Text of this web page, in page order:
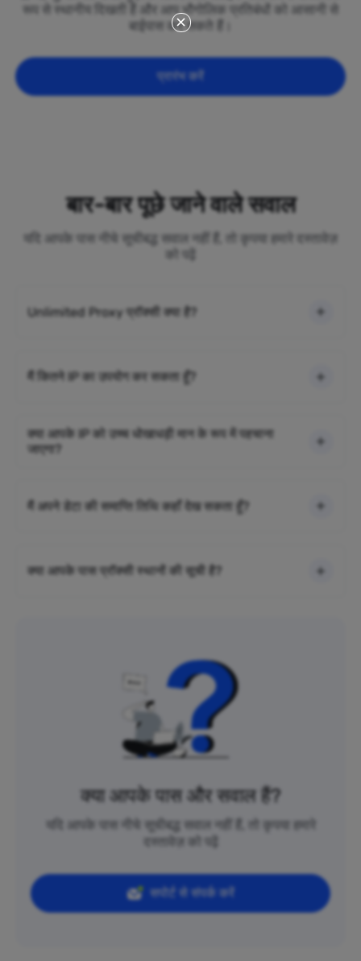
रूप से स्थानीय दिखती हैं और आप भौगोलिक प्रतिबंधों को आसानी से
बाईपास कर सकते हैं।
प्रारंभ करें
बार-बार पूछे जाने वाले सवाल
यदि आपके पास नीचे सूचीबद्ध सवाल नहीं हैं, तो कृपया हमारे दस्तावेज़
को पढ़ें
Unlimited Proxy प्रॉक्सी क्या है?
मैं कितने IP का उपयोग कर सकता हूँ?
क्या आपके IP को उच्च धोखाधड़ी मान के रूप में पहचाना
जाएगा?
मैं अपने डेटा की समाप्ति तिथि कहाँ देख सकता हूँ?
क्या आपके पास प्रॉक्सी स्थानों की सूची है?
क्या आपके पास और सवाल हैं?
यदि आपके पास नीचे सूचीबद्ध सवाल नहीं हैं, तो कृपया हमारे
दस्तावेज़ को पढ़ें
सपोर्ट से संपर्क करें